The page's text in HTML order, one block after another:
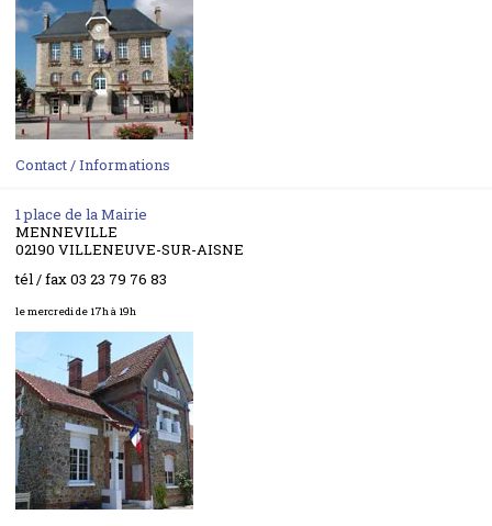
Contact / Informations
1 place de la Mairie
MENNEVILLE
02190 VILLENEUVE-SUR-AISNE
tél / fax 03 23 79 76 83
le mercredi de 17h à 19h